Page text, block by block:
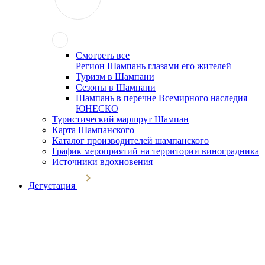
Смотреть все
Регион Шампань глазами его жителей
Туризм в Шампани
Сезоны в Шампани
Шампань в перечне Всемирного наследия
ЮНЕСКО
Туристический маршрут Шампан
Карта Шампанского
Каталог производителей шампанского
График мероприятий на территории виноградника
Источники вдохновения
Дегустация